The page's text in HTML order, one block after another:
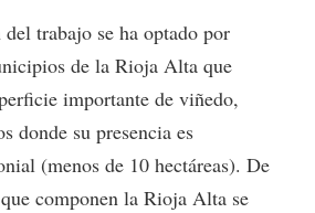
trabajo se ha optado por
de la Rioja Alta que
importante de viñedo,
donde su presencia es
(menos de 10 hectáreas). De
componen la Rioja Alta se